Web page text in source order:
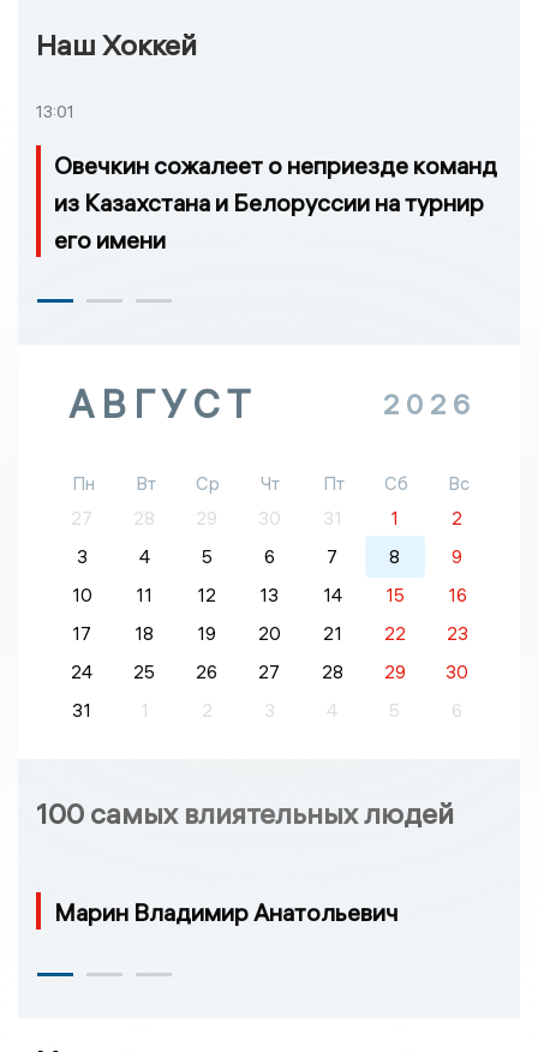
Наш Хоккей
13:01
Овечкин сожалеет о неприезде команд
из Казахстана и Белоруссии на турнир
его имени
АВГУСТ 2026
Пн Вт Ср Чт Пт Сб
Вс
27
28 29 30 31 1
2
3
4 5 6 7 8
9
10
11 12 13 14 15
16
17
18 19 20 21 22
23
24
25 26 27 28 29
30
31
1 2 3 4 5 6
100 самых влиятельных людей
Марин Владимир Анатольевич